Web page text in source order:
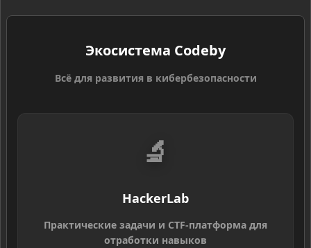
Экосистема Codeby
Всё для развития в кибербезопасности
🔬
HackerLab
Практические задачи и CTF-платформа для
отработки навыков